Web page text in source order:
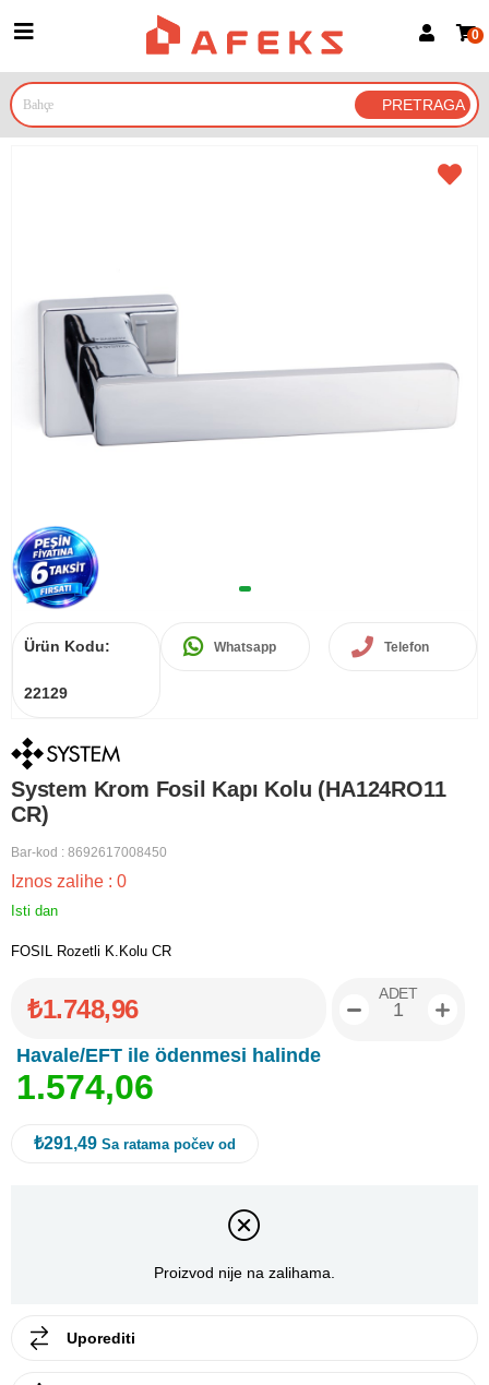
Prijava za članove
Prijavite se Google nalogom
0
Ürün Kodu:
22129
Whatsapp Telefon
System Krom Fosil Kapı Kolu (HA124RO11
CR)
Bar-kod : 8692617008450
Iznos zalihe : 0
Isti dan
FOSIL Rozetli K.Kolu CR
₺1.748,96
Havale/EFT ile ödenmesi halinde
1.574,06
ADET
₺291,49 Sa ratama počev od
Proizvod nije na zalihama.
Uporediti